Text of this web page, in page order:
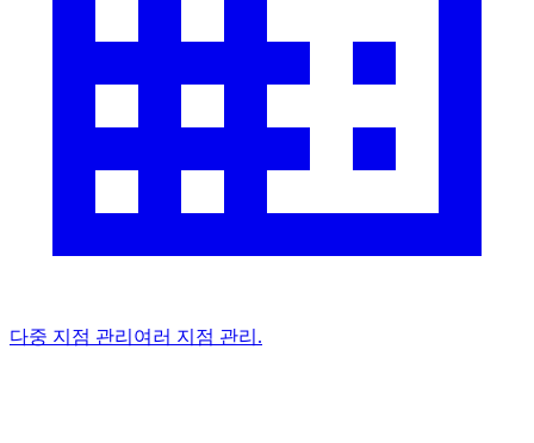
다중 지점 관리 여러 지점 관리.